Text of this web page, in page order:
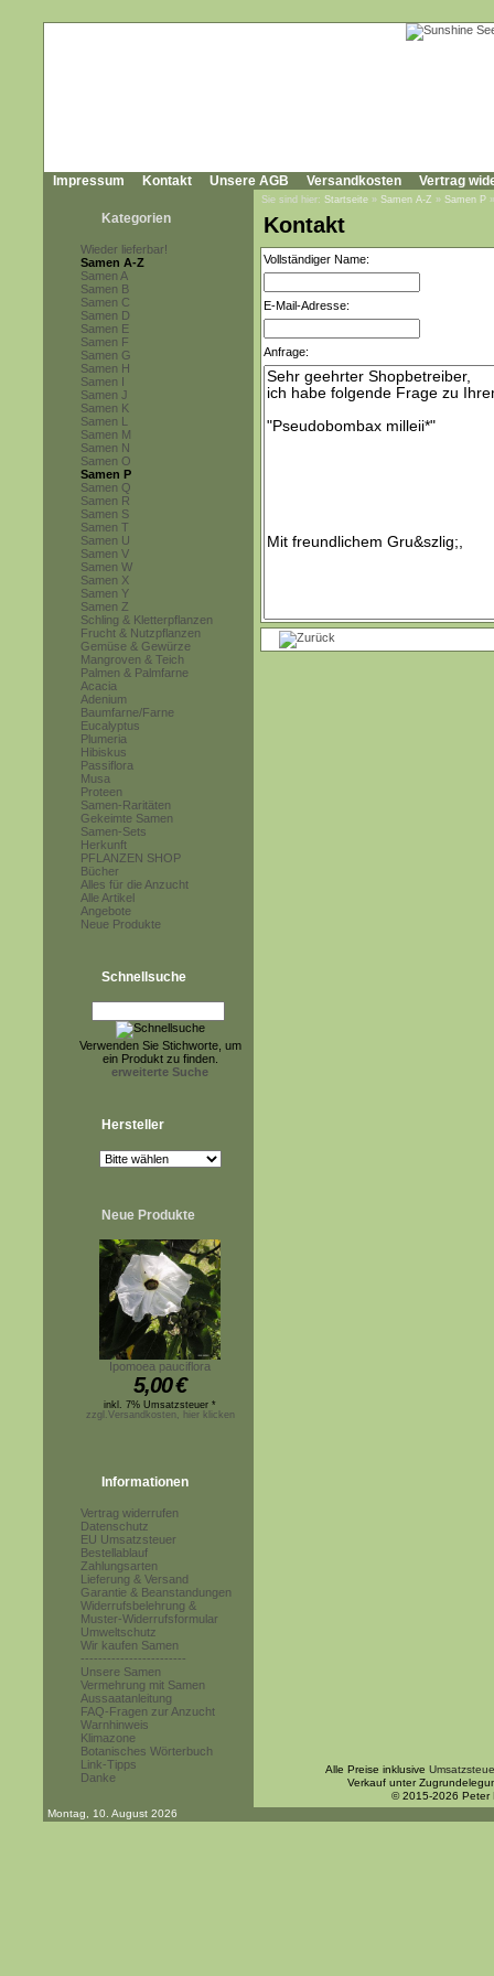
Impressum Kontakt Unsere AGB Versandkosten Vertrag
Kategorien
Wieder lieferbar!
Samen A-Z
Samen A
Samen B
Samen C
Samen D
Samen E
Samen F
Samen G
Samen H
Samen I
Samen J
Samen K
Samen L
Samen M
Samen N
Samen O
Samen P
Samen Q
Samen R
Samen S
Samen T
Samen U
Samen V
Samen W
Samen X
Samen Y
Samen Z
Schling & Kletterpflanzen
Frucht & Nutzpflanzen
Gemüse & Gewürze
Mangroven & Teich
Palmen & Palmfarne
Acacia
Adenium
Baumfarne/Farne
Eucalyptus
Plumeria
Hibiskus
Passiflora
Musa
Proteen
Samen-Raritäten
Gekeimte Samen
Samen-Sets
Herkunft
PFLANZEN SHOP
Bücher
Alles für die Anzucht
Alle Artikel
Angebote
Neue Produkte
Schnellsuche
Verwenden Sie Stichworte, um
ein Produkt zu finden.
erweiterte Suche
Hersteller
Neue Produkte
Ipomoea pauciflora
5,00€
inkl. 7% Umsatzsteuer *
zzgl.Versandkosten, hier klicken
Informationen
Vertrag widerrufen
Datenschutz
EU Umsatzsteuer
Bestellablauf
Zahlungsarten
Lieferung & Versand
Garantie & Beanstandungen
Widerrufsbelehrung &
Muster-Widerrufsformular
Umweltschutz
Wir kaufen Samen
------------------------
Unsere Samen
Vermehrung mit Samen
Aussaatanleitung
FAQ-Fragen zur Anzucht
Warnhinweis
Klimazone
Botanisches Wörterbuch
Link-Tipps
Danke
Sie sind hier: Startseite » Samen A-Z » Samen P
Kontakt
Vollständiger Name:
E-Mail-Adresse:
Anfrage:
Alle Preise inklusive
Verkauf unter
© 2015-2026 Peter
Montag, 10. August 2026